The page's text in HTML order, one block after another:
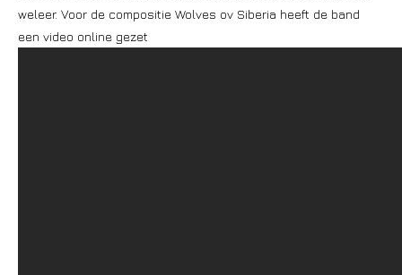
weleer. Voor de compositie Wolves ov Siberia heeft de band
een video online gezet